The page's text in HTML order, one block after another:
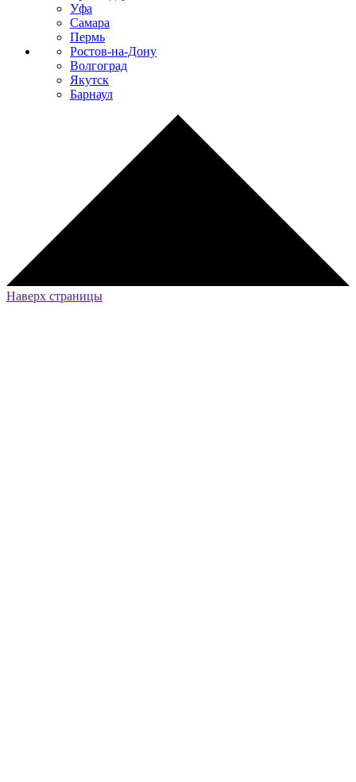
Уфа
Самара
Пермь
Ростов-на-Дону
Волгоград
Якутск
Барнаул
Наверх страницы